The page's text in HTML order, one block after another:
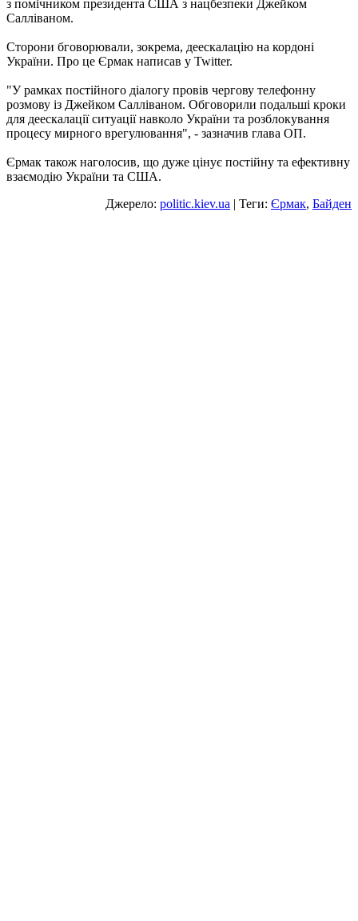
з помічником президента США з нацбезпеки Джейком
Салліваном.
Сторони бговорювали, зокрема, деескалацію на кордоні
України. Про це Єрмак написав у Twitter.
"У рамках постійного діалогу провів чергову телефонну
розмову із Джейком Салліваном. Обговорили подальші кроки
для деескалації ситуації навколо України та розблокування
процесу мирного врегулювання", - зазначив глава ОП.
Єрмак також наголосив, що дуже цінує постійну та ефективну
взаємодію України та США.
Джерело: politic.kiev.ua | Теги: Єрмак, Байден